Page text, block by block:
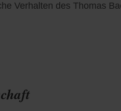
Verhalten des Thomas